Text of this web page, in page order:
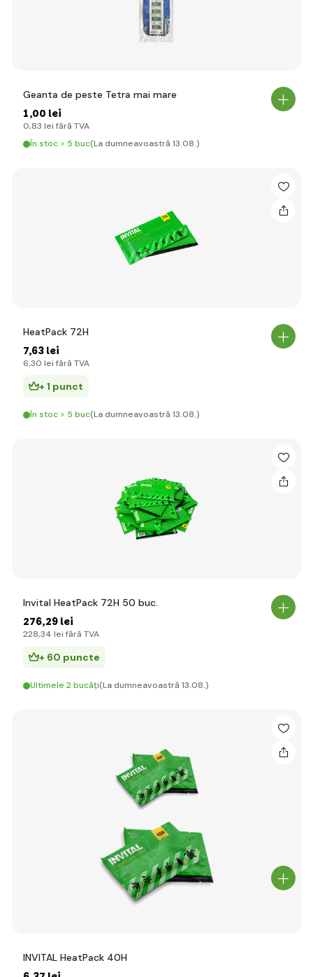
Geanta de peste Tetra mai mare
1,00 lei
0,83 lei fără TVA
În stoc > 5 buc(La dumneavoastră 13.08.)
HeatPack 72H
7,63 lei
6,30 lei fără TVA
+ 1 punct
În stoc > 5 buc(La dumneavoastră 13.08.)
Invital HeatPack 72H 50 buc.
276,29 lei
228,34 lei fără TVA
+ 60 puncte
Ultimele 2 bucăți(La dumneavoastră 13.08.)
INVITAL HeatPack 40H